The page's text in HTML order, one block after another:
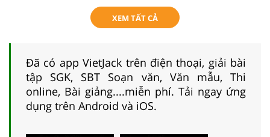
XEM TẤT CẢ
Đã có app VietJack trên điện thoại, giải bài
tập SGK, SBT Soạn văn, Văn mẫu, Thi
online, Bài giảng....miễn phí. Tải ngay ứng
dụng trên Android và iOS.